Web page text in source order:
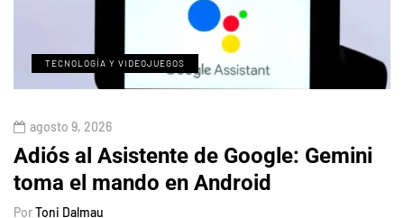
TECNOLOGÍA Y VIDEOJUEGOS
agosto 9, 2026
Adiós al Asistente de Google: Gemini
toma el mando en Android
PorToni Dalmau